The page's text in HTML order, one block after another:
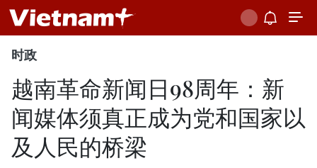
时政
越南革命新闻日98周年：新
闻媒体须真正成为党和国家以
及人民的桥梁